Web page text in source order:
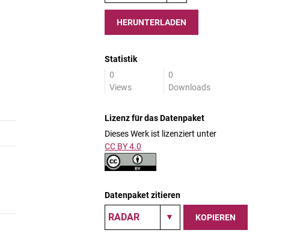
HERUNTERLADEN
Statistik
0
Views
0
Downloads
Lizenz für das Datenpaket
Dieses Werk ist lizenziert unter
CC BY 4.0
Datenpaket zitieren
KOPIEREN